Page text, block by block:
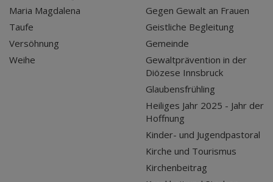
Maria Magdalena
Taufe
Versöhnung
Weihe
Gegen Gewalt an Frauen
Geistliche Begleitung
Gemeinde
Gewaltprävention in der
Diözese Innsbruck
Glaubensfrühling
Heiliges Jahr 2025 - Jahr der
Hoffnung
Kinder- und Jugendpastoral
Kirche und Tourismus
Kirchenbeitrag